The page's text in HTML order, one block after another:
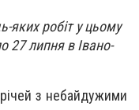
яких робіт у цьому
27 липня в Івано-
з небайдужими